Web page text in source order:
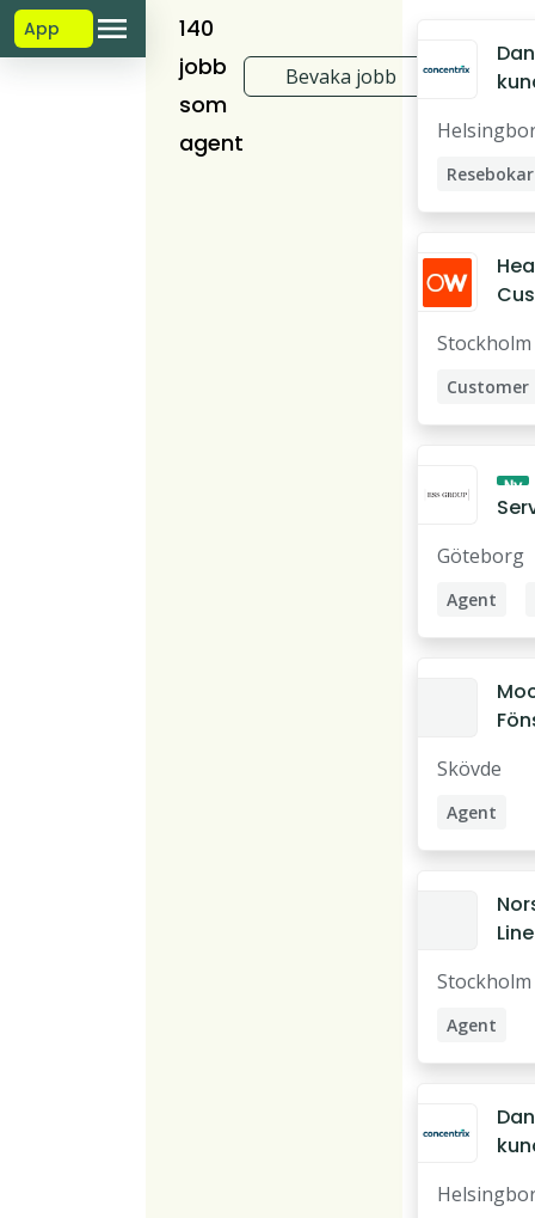
App
140
jobb
som
agent
Bevaka jobb
Stockholm
Ny
Göteborg
Agent
Service
/
Skövde
Agent
Stockholm
Agent